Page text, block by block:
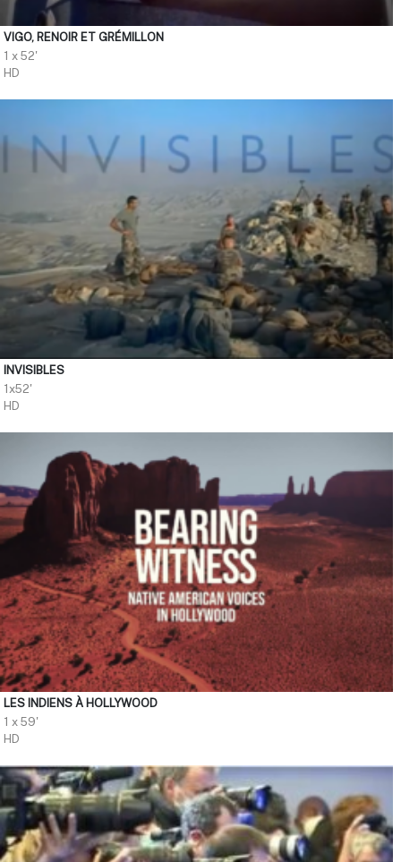
VIGO, RENOIR ET GRÉMILLON
1 x 52'
HD
INVISIBLES
1x52'
HD
LES INDIENS À HOLLYWOOD
1 x 59'
HD